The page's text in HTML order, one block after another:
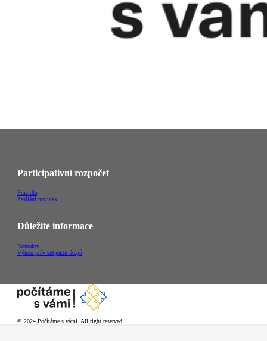
Participativní rozpočet
Pravidla
Zasílání novinek
Důležité informace
Kontakty
Výkon práv subjektu údajů
© 2024 Počítáme s vámi. All right reserved.